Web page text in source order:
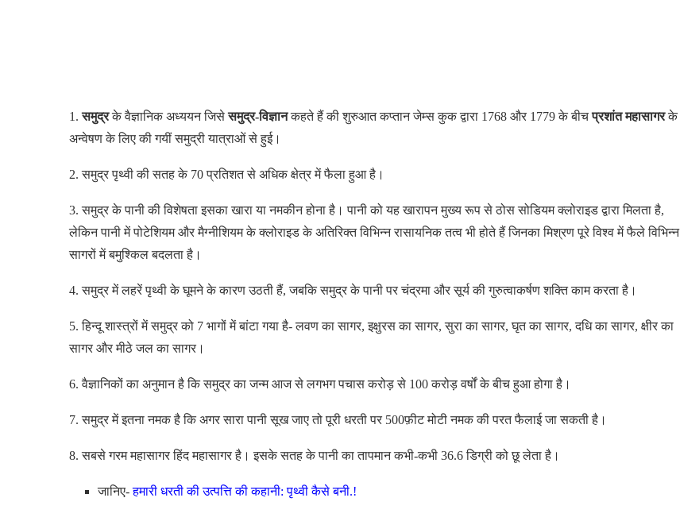
1.समुद्रके वैज्ञानिक अध्ययन जिसेसमुद्र-विज्ञानकहते हैं की शुरुआत कप्तान जेम्स कुक द्वारा 1768 और 1779 के बीचप्रशांत महासागरके
अन्वेषण के लिए की गयीं समुद्री यात्राओं से हुई।
2. समुद्र पृथ्वी की सतह के 70 प्रतिशत से अधिक क्षेत्र में फैला हुआ है।
3. समुद्र के पानी की विशेषता इसका खारा या नमकीन होना है। पानी को यह खारापन मुख्य रूप से ठोस सोडियम क्लोराइड द्वारा मिलता है,
लेकिन पानी में पोटेशियम और मैग्नीशियम के क्लोराइड के अतिरिक्त विभिन्न रासायनिक तत्व भी होते हैं जिनका मिश्रण पूरे विश्व में फैले विभिन्न
सागरों में बमुश्किल बदलता है।
4. समुद्र में लहरें पृथ्वी के घूमने के कारण उठती हैं, जबकि समुद्र के पानी पर चंद्रमा और सूर्य की गुरुत्वाकर्षण शक्ति काम करता है।
5. हिन्दू शास्त्रों में समुद्र को 7 भागों में बांटा गया है- लवण का सागर, इक्षुरस का सागर, सुरा का सागर, घृत का सागर, दधि का सागर, क्षीर का
सागर और मीठे जल का सागर।
6. वैज्ञानिकों का अनुमान है कि समुद्र का जन्म आज से लगभग पचास करोड़ से 100 करोड़ वर्षों के बीच हुआ होगा है।
7. समुद्र में इतना नमक है कि अगर सारा पानी सूख जाए तो पूरी धरती पर 500फ़ीट मोटी नमक की परत फैलाई जा सकती है।
8. सबसे गरम महासागर हिंद महासागर है। इसके सतह के पानी का तापमान कभी-कभी 36.6 डिग्री को छू लेता है।
जानिए-हमारी धरती की उत्पत्ति की कहानी: पृथ्वी कैसे बनी.!